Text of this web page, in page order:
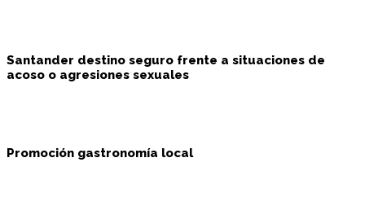
Santander destino seguro frente a situaciones de
acoso o agresiones sexuales
Promoción gastronomía local